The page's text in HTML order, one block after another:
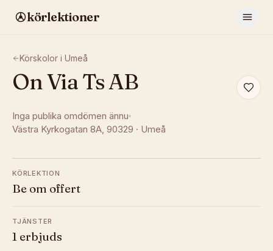
körlektioner
Körskolor i Umeå
On Via Ts AB
Inga publika omdömen ännu
Västra Kyrkogatan 8A, 90329 · Umeå
KÖRLEKTION
Be om offert
TJÄNSTER
1 erbjuds